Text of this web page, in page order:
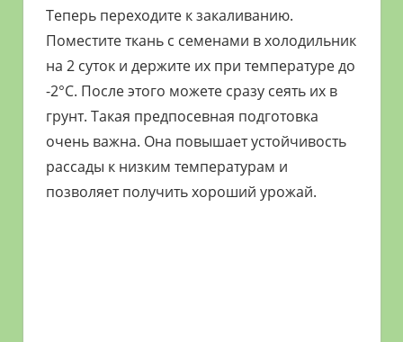
Теперь переходите к закаливанию.
Поместите ткань с семенами в холодильник
на 2 суток и держите их при температуре до
-2°С. После этого можете сразу сеять их в
грунт. Такая предпосевная подготовка
очень важна. Она повышает устойчивость
рассады к низким температурам и
позволяет получить хороший урожай.